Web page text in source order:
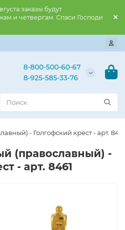
заказы будут
и четвергам. Спаси Господи
8-800-500-60-67
8-925-585-33-76
- Голгофский крест - арт. 8461
(православный) -
- арт. 8461